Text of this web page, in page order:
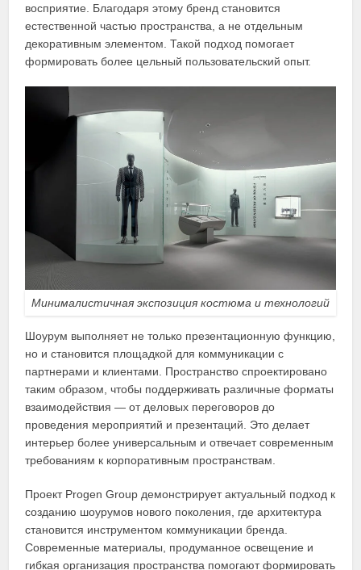
восприятие. Благодаря этому бренд становится
естественной частью пространства, а не отдельным
декоративным элементом. Такой подход помогает
формировать более цельный пользовательский опыт.
Минималистичная экспозиция костюма и технологий
Шоурум выполняет не только презентационную функцию,
но и становится площадкой для коммуникации с
партнерами и клиентами. Пространство спроектировано
таким образом, чтобы поддерживать различные форматы
взаимодействия — от деловых переговоров до
проведения мероприятий и презентаций. Это делает
интерьер более универсальным и отвечает современным
требованиям к корпоративным пространствам.
Проект Progen Group демонстрирует актуальный подход к
созданию шоурумов нового поколения, где архитектура
становится инструментом коммуникации бренда.
Современные материалы, продуманное освещение и
гибкая организация пространства помогают формировать